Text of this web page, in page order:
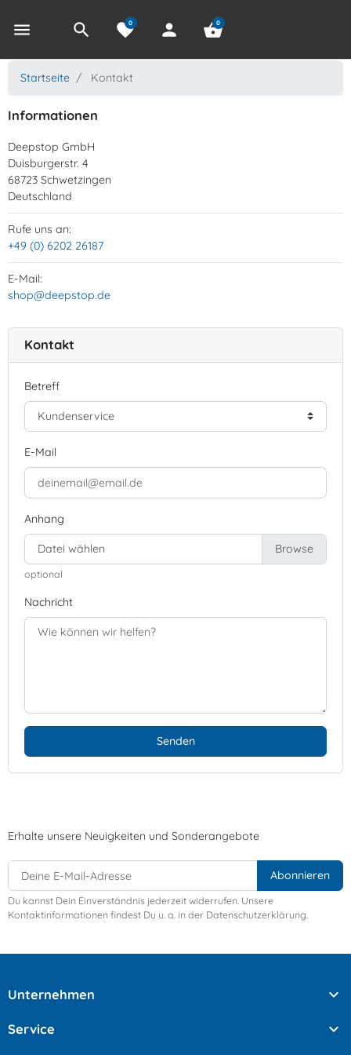
menu search favorite
0 person shopping_basket
0
Startseite Kontakt
Informationen
Deepstop GmbH
Duisburgerstr. 4
68723 Schwetzingen
Deutschland
Rufe uns an:
+49 (0) 6202 26187
E-Mail:
shop@deepstop.de
Kontakt
Betreff
E-Mail
Anhang
Datei wählen
optional
Nachricht
Erhalte unsere Neuigkeiten und Sonderangebote
Du kannst Dein Einverständnis jederzeit widerrufen. Unsere
Kontaktinformationen findest Du u. a. in der Datenschutzerklärung.
Unternehmen 
Service
